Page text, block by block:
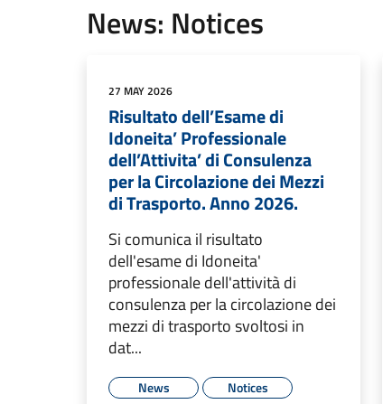
News: Notices
27 MAY 2026
Risultato dell’Esame di
Idoneita’ Professionale
dell’Attivita’ di Consulenza
per la Circolazione dei Mezzi
di Trasporto. Anno 2026.
Si comunica il risultato
dell'esame di Idoneita'
professionale dell'attività di
consulenza per la circolazione dei
mezzi di trasporto svoltosi in
dat...
News
Notices